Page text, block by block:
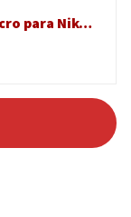
Godox MF-T76 N Flash Macro para Nikon MF T76 Doble Flash TTL Micro Flash 76Ws GN22.4 1,2s Reciclaje HSS 4 Twin Flashs con Cabezas Ajustables para Fotografía Macro Joyas Insectos Y Fotografía Dental